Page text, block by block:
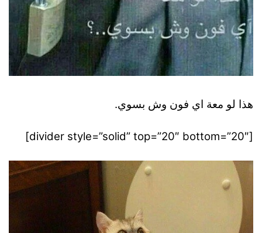
هذا لو معة اي فون وش بسوي.
[divider style=”solid” top=”20″ bottom=”20″]